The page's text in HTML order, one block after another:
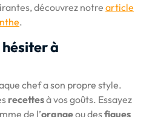
découvrez notre article
.
hésiter à
chef a son propre style.
recettesà vos goûts. Essayez
de l’orangeou desfigues